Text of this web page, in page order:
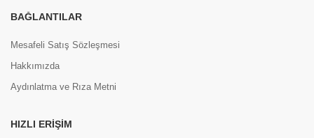
BAĞLANTILAR
Mesafeli Satış Sözleşmesi
Hakkımızda
Aydınlatma ve Rıza Metni
HIZLI ERIŞIM